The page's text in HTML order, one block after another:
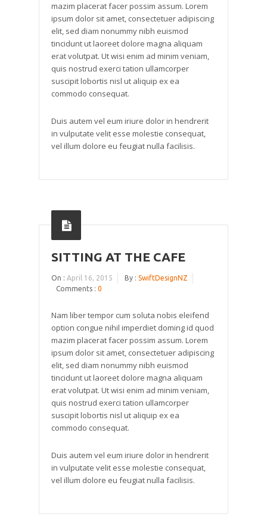
mazim placerat facer possim assum. Lorem
ipsum dolor sit amet, consectetuer adipiscing
elit, sed diam nonummy nibh euismod
tincidunt ut laoreet dolore magna aliquam
erat volutpat. Ut wisi enim ad minim veniam,
quis nostrud exerci tation ullamcorper
suscipit lobortis nisl ut aliquip ex ea
commodo consequat.
Duis autem vel eum iriure dolor in hendrerit
in vulputate velit esse molestie consequat,
vel illum dolore eu feugiat nulla facilisis.
SITTING AT THE CAFE
On : April 16, 2015 By : SwiftDesignNZ
Comments : 0
Nam liber tempor cum soluta nobis eleifend
option congue nihil imperdiet doming id quod
mazim placerat facer possim assum. Lorem
ipsum dolor sit amet, consectetuer adipiscing
elit, sed diam nonummy nibh euismod
tincidunt ut laoreet dolore magna aliquam
erat volutpat. Ut wisi enim ad minim veniam,
quis nostrud exerci tation ullamcorper
suscipit lobortis nisl ut aliquip ex ea
commodo consequat.
Duis autem vel eum iriure dolor in hendrerit
in vulputate velit esse molestie consequat,
vel illum dolore eu feugiat nulla facilisis.